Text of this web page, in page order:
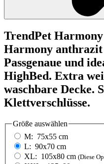
TrendPet
Harmony
Passgenaue und
HighBed. Extra
waschbare Decke.
Klettverschlüsse.
Größe auswählen
M: 75x55 cm
L: 90x70 cm
XL: 105x80 cm (Diese